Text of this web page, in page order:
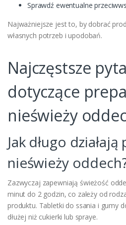
Sprawdź ewentualne
Najważniejsze jest to, by dobrać
własnych potrzeb i upodobań.
Najczęstsze
dotyczące
nieświeży
Jak długo
nieświeży
Zazwyczaj zapewniają świeżość
minut do 2 godzin, co zależy od
produktu. Tabletki do ssania i gumy
dłużej niż cukierki lub spraye.